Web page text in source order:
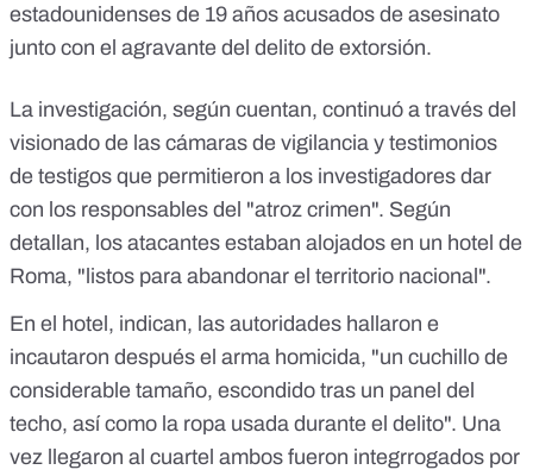
estadounidenses de 19 años acusados de asesinato
junto con el agravante del delito de extorsión.
La investigación, según cuentan, continuó a través del
visionado de las cámaras de vigilancia y testimonios
de testigos que permitieron a los investigadores dar
con los responsables del "atroz crimen". Según
detallan, los atacantes estaban alojados en un hotel de
Roma, "listos para abandonar el territorio nacional".
En el hotel, indican, las autoridades hallaron e
incautaron después el arma homicida, "un cuchillo de
considerable tamaño, escondido tras un panel del
techo, así como la ropa usada durante el delito". Una
vez llegaron al cuartel ambos fueron integrrogados por